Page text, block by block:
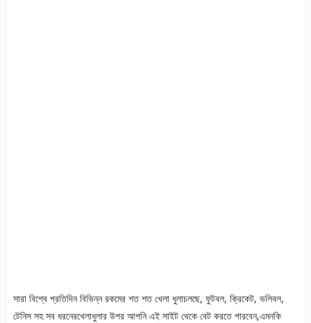
সারা বিশ্বে প্রতিদিন বিভিন্ন রকমের শত শত খেলা ধুলাচলছে, ফুটবল, ক্রিকেট, ভলিবল,
টেনিস সহ সব ধরনেরখেলাধুলার উপর আপনি এই সাইট থেকে বেট করতে পারবেন,এমনকি